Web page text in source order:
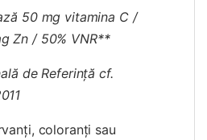
50 mg vitamina C /
Zn / 50% VNR**
de Referință cf.
coloranţi sau